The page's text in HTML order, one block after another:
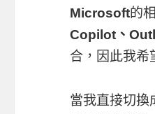
Microsoft的
Copilot、
合，因此我希
當我直接切換